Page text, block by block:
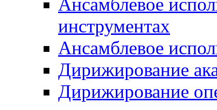
инструментах
Ансамблевое
Дирижирование
Дирижирование